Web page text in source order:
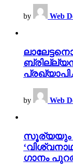
by Web
by Web
സൂര്യയും
ഗാനം